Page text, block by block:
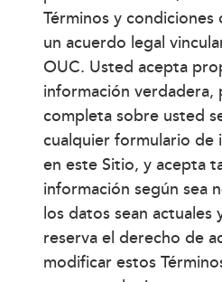
Términos y
un acuerdo legal
OUC. Usted acepta
información verdadera,
completa sobre usted
cualquier formulario de
en este Sitio, y acepta
información según sea
los datos sean actuales
reserva el derecho de
modificar estos